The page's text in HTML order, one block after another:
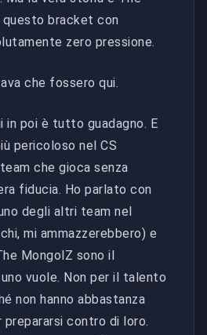
questo bracket con
zero pressione.
che fossero qui.
in poi è tutto guadagno. E
pericoloso nel CS
che gioca senza
fiducia. Ho parlato con
degli altri team nel
mi ammazzerebbero) e
MongolZ sono il
vuole. Non per il talento
non hanno abbastanza
prepararsi contro di loro.